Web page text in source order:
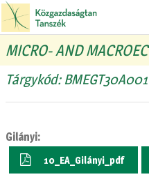
MICRO- AND
Tárgykód: BMEGT30A001
Gilányi:
10_EA_Gilányi_pdf